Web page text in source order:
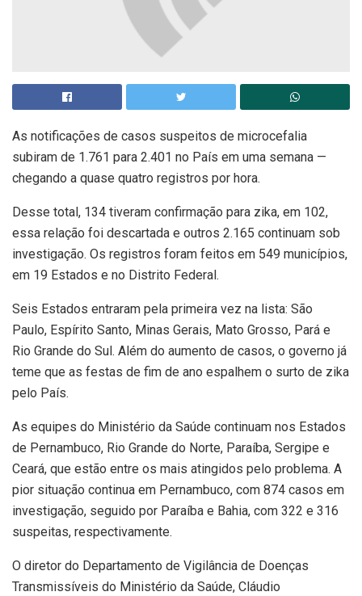
As notificações de casos suspeitos de microcefalia
subiram de 1.761 para 2.401 no País em uma semana —
chegando a quase quatro registros por hora.
Desse total, 134 tiveram confirmação para zika, em 102,
essa relação foi descartada e outros 2.165 continuam sob
investigação. Os registros foram feitos em 549 municípios,
em 19 Estados e no Distrito Federal.
Seis Estados entraram pela primeira vez na lista: São
Paulo, Espírito Santo, Minas Gerais, Mato Grosso, Pará e
Rio Grande do Sul. Além do aumento de casos, o governo já
teme que as festas de fim de ano espalhem o surto de zika
pelo País.
As equipes do Ministério da Saúde continuam nos Estados
de Pernambuco, Rio Grande do Norte, Paraíba, Sergipe e
Ceará, que estão entre os mais atingidos pelo problema. A
pior situação continua em Pernambuco, com 874 casos em
investigação, seguido por Paraíba e Bahia, com 322 e 316
suspeitas, respectivamente.
O diretor do Departamento de Vigilância de Doenças
Transmissíveis do Ministério da Saúde, Cláudio